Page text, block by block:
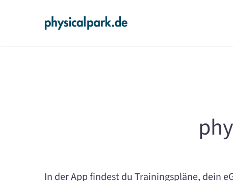
In der App findest du Trainingspläne, dein